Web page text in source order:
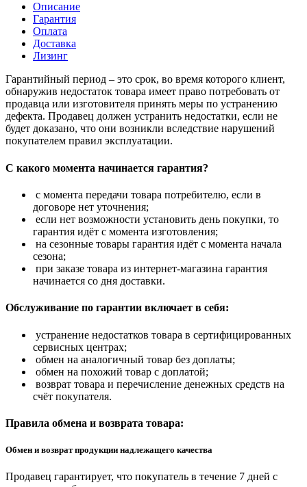
Описание
Гарантия
Оплата
Доставка
Лизинг
Гарантийный период – это срок, во время которого клиент,
обнаружив недостаток товара имеет право потребовать от
продавца или изготовителя принять меры по устранению
дефекта. Продавец должен устранить недостатки, если не
будет доказано, что они возникли вследствие нарушений
покупателем правил эксплуатации.
С какого момента начинается гарантия?
с момента передачи товара потребителю, если в
договоре нет уточнения;
если нет возможности установить день покупки, то
гарантия идёт с момента изготовления;
на сезонные товары гарантия идёт с момента начала
сезона;
при заказе товара из интернет-магазина гарантия
начинается со дня доставки.
Обслуживание по гарантии включает в себя:
устранение недостатков товара в сертифицированных
сервисных центрах;
обмен на аналогичный товар без доплаты;
обмен на похожий товар с доплатой;
возврат товара и перечисление денежных средств на
счёт покупателя.
Правила обмена и возврата товара:
Обмен и возврат продукции надлежащего качества
Продавец гарантирует, что покупатель в течение 7 дней с